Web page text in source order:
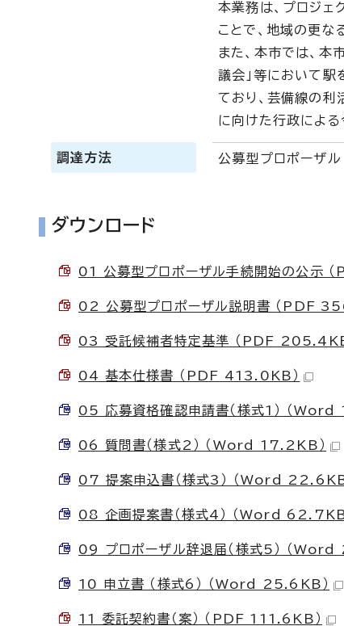
本業務は、プロジェ
ことで、地域の更な
また、本市では、本
議会」等において駅
ており、芸備線の利
に向けた行政によ
調達方法 公募型プロポーザル
ダウンロード
01 公募型プロポーザル手続開始の公示
02 公募型プロポーザル説明書 （PDF
03 受託候補者特定基準 （PDF 205.4KB
04 基本仕様書 （PDF 413.0KB）
05 応募資格確認申請書（様式1） （Word
06 質問書（様式2） （Word 17.2KB）
07 提案申込書（様式3） （Word 22.6KB
08 企画提案書（様式4） （Word 62.7KB
09 プロポーザル辞退届（様式5） （Word
10 申立書 （様式6） （Word 25.6KB）
11 委託契約書（案） （PDF 111.6KB）